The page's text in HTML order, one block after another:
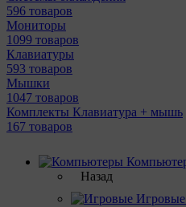
596 товаров
Мониторы
1099 товаров
Клавиатуры
593 товаров
Мышки
1047 товаров
Комплекты Клавиатура + мышь
167 товаров
Назад
Игровые